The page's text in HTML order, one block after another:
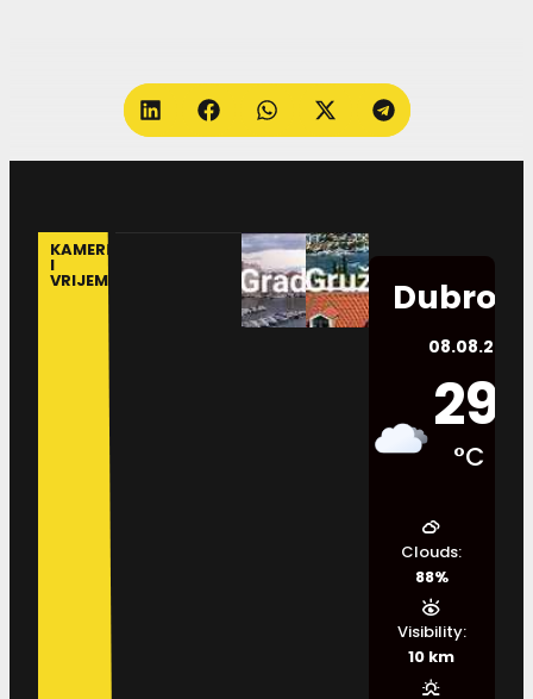
KAMERE
I
VRIJEME
08.08.2026.
29
°C
Clouds:
88%
Visibility:
10 km